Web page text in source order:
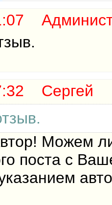
Сергей
Можем
поста с